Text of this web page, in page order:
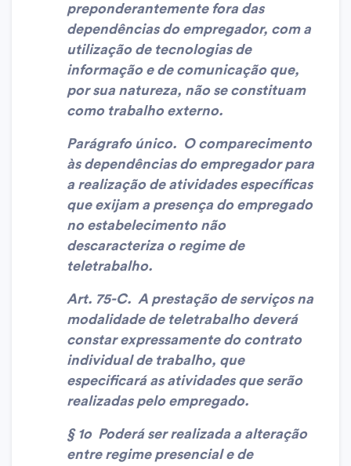
preponderantemente fora das
dependências do empregador, com a
utilização de tecnologias de
informação e de comunicação que,
por sua natureza, não se constituam
como trabalho externo.
Parágrafo único. O comparecimento
às dependências do empregador para
a realização de atividades específicas
que exijam a presença do empregado
no estabelecimento não
descaracteriza o regime de
teletrabalho.
Art. 75-C. A prestação de serviços na
modalidade de teletrabalho deverá
constar expressamente do contrato
individual de trabalho, que
especificará as atividades que serão
realizadas pelo empregado.
§ 1o Poderá ser realizada a alteração
entre regime presencial e de